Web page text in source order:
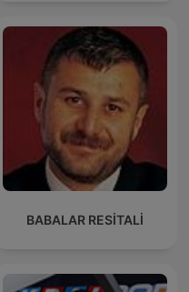
BABALAR RESİTALİ